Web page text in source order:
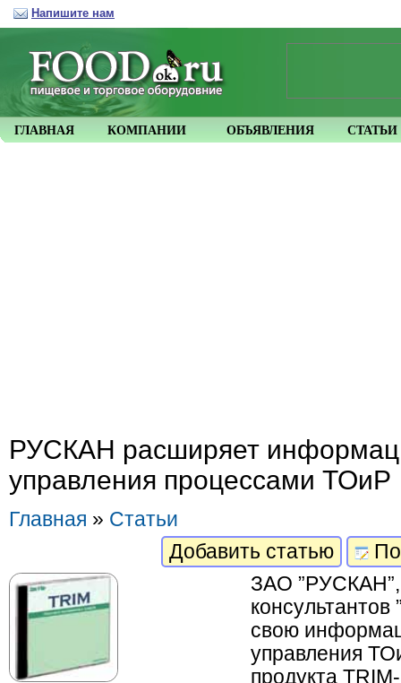
РУСКАН расширяет
управления процессами ТОиР
Главная » Статьи
Добавить статью
ЗАО
консультантов
свою
управления
продукта
ГЛАВНАЯ КОМПАНИИ ОБЪЯВЛЕНИЯ СТАТЬИ
Напишите нам